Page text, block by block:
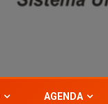
AGENDA